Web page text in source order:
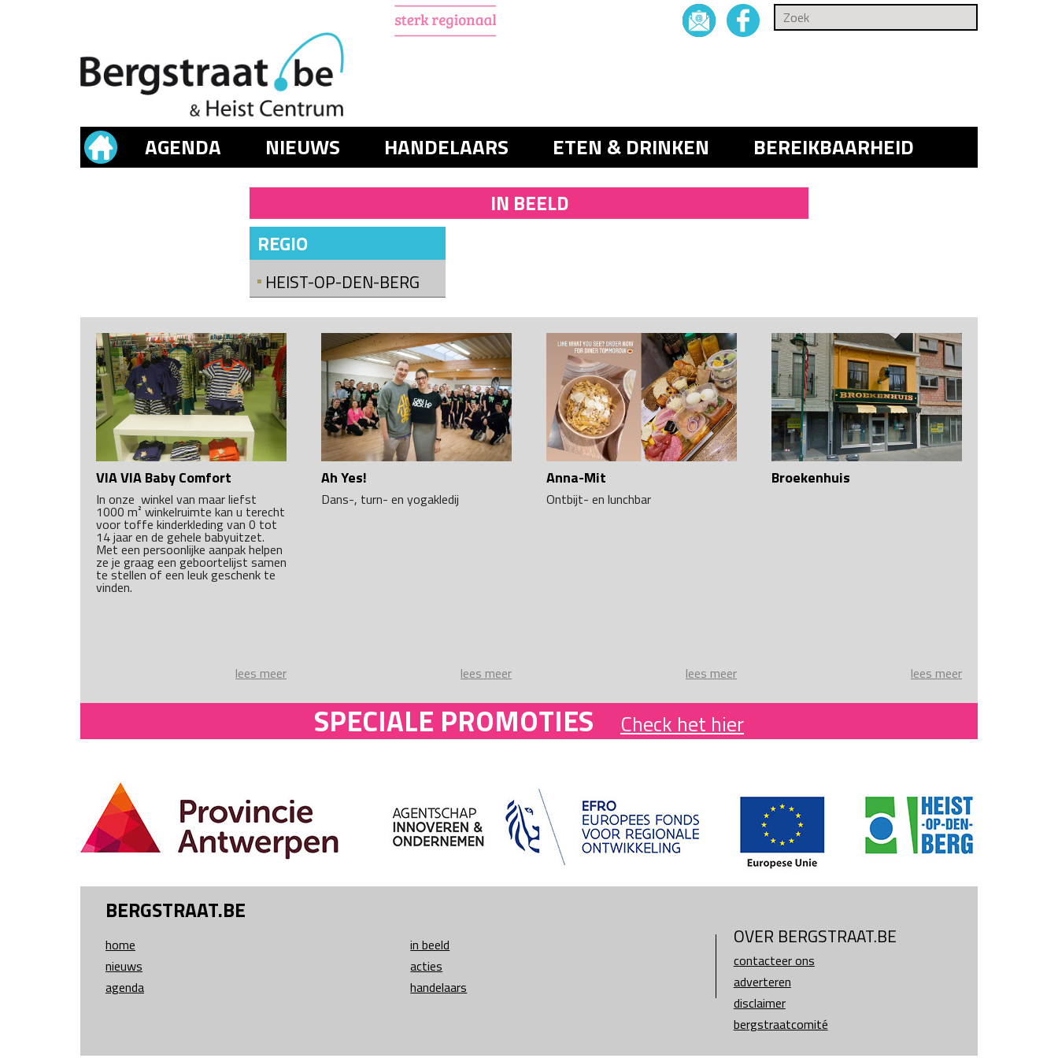
AGENDA NIEUWS HANDELAARS ETEN & DRINKEN BEREIKBAARHEID
IN BEELD
REGIO
HEIST-OP-DEN-BERG
VIA VIA Baby Comfort
In onze winkel van maar liefst
1000 m² winkelruimte kan u terecht
voor toffe kinderkleding van 0 tot
14 jaar en de gehele babyuitzet.
Met een persoonlijke aanpak helpen
ze je graag een geboortelijst samen
te stellen of een leuk geschenk te
vinden.
lees meer
Ah Yes!
Dans-, turn- en yogakledij
lees meer
Anna-Mit
Ontbijt- en lunchbar
lees meer
Broekenhuis
lees meer
SPECIALE PROMOTIES Check het hier
BERGSTRAAT.BE
home
in beeld
nieuws
acties
agenda
handelaars
OVER BERGSTRAAT.BE
contacteer ons
adverteren
disclaimer
bergstraatcomité